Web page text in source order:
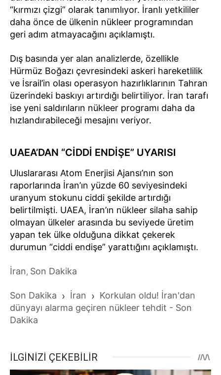
“kırmızı çizgi” olarak tanımlıyor. İranlı yetkililer
daha önce de ülkenin nükleer programından
geri adım atmayacağını açıklamıştı.
Dış basında yer alan analizlerde, özellikle
Hürmüz Boğazı çevresindeki askeri hareketlilik
ve İsrail’in olası operasyon hazırlıklarının Tahran
üzerindeki baskıyı artırdığı belirtiliyor. İran tarafı
ise yeni saldırıların nükleer programı daha da
hızlandırabileceği mesajını veriyor.
UAEA’DAN “CİDDİ ENDİŞE” UYARISI
Uluslararası Atom Enerjisi Ajansı’nın son
raporlarında İran’ın yüzde 60 seviyesindeki
uranyum stokunu ciddi şekilde artırdığı
belirtilmişti. UAEA, İran’ın nükleer silaha sahip
olmayan ülkeler arasında bu seviyede üretim
yapan tek ülke olduğuna dikkat çekerek
durumun “ciddi endişe” yarattığını açıklamıştı.
İran, Son Dakika
Son Dakika › İran › Korkulan oldu! İran'dan
dünyayı alarma geçiren nükleer tehdit - Son
Dakika